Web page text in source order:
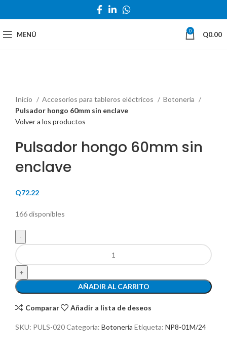
MENÚ 0 Q0.00
Inicio
Accesorios para tableros eléctricos
Botonería
Pulsador hongo 60mm sin enclave
Volver a los productos
Pulsador hongo 60mm sin
enclave
Q72.22
166 disponibles
AÑADIR AL CARRITO
Comparar Añadir a lista de deseos
SKU: PULS-020Categoría: Botonería Etiqueta: NP8-01M/24